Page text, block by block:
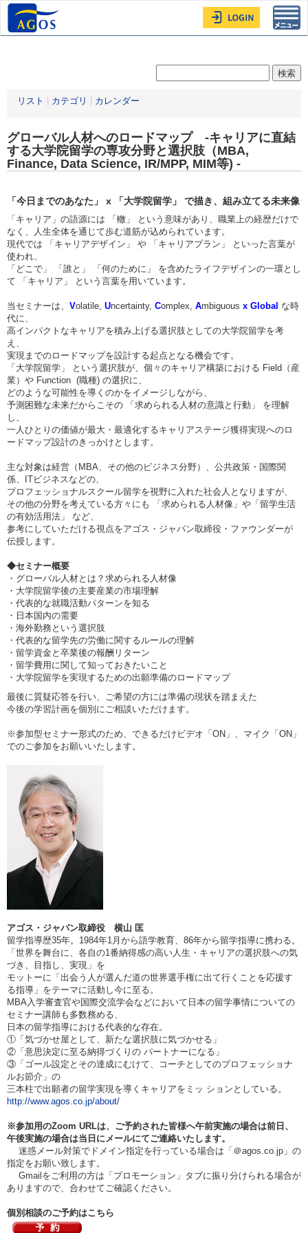
リスト カテゴリ カレンダー
グローバル人材へのロードマップ -キャリアに直結
する大学院留学の専攻分野と選択肢（MBA,
Finance, Data Science, IR/MPP, MIM等) -
「今日までのあなた」 x 「大学院留学」 で描き、組み立てる未来像
「キャリア」の語源には 「轍」 という意味があり、職業上の経歴だけで
なく、人生全体を通じて歩む道筋が込められています。
現代では 「キャリアデザイン」 や 「キャリアプラン」 といった言葉が
使われ、
「どこで」 「誰と」 「何のために」 を含めたライフデザインの一環とし
て 「キャリア」 という言葉を用いています。
当セミナーは、 Volatile, Uncertainty, Complex, Ambiguous x Global な時
代に、
高インパクトなキャリアを積み上げる選択肢としての大学院留学を考
え、
実現までのロードマップを設計する起点となる機会です。
「大学院留学」 という選択肢が、個々のキャリア構築における Field（産
業）や Function (職種) の選択に、
どのような可能性を導くのかをイメージしながら、
予測困難な未来だからこその 「求められる人材の意識と行動」 を理解
し、
一人ひとりの価値が最大・最適化するキャリアステージ獲得実現へのロ
ードマップ設計のきっかけとします。
主な対象は経営（MBA、その他のビジネス分野）、公共政策・国際関
係、ITビジネスなどの、
プロフェッショナルスクール留学を視野に入れた社会人となりますが、
その他の分野を考えている方々にも 「求められる人材像」や「留学生活
の有効活用法」 など、
参考にしていただける視点をアゴス・ジャパン取締役・ファウンダーが
伝授します。
◆セミナー概要
・グローバル人材とは？求められる人材像
・大学院留学後の主要産業の市場理解
・代表的な就職活動パターンを知る
・日本国内の需要
・海外勤務という選択肢
・代表的な留学先の労働に関するルールの理解
・留学資金と卒業後の報酬リターン
・留学費用に関して知っておきたいこと
・大学院留学を実現するための出願準備のロードマップ
最後に質疑応答を行い、ご希望の方には準備の現状を踏まえた
今後の学習計画を個別にご相談いただけます。
※参加型セミナー形式のため、できるだけビデオ「ON」、マイク「ON」
でのご参加をお願いいたします。
アゴス・ジャパン取締役 横山 匡
留学指導歴35年。 1984年1月から語学教育、86年から留学指導に携わる。
「世界を舞台に、各自の1番納得感の高い人生・キャリアの選択肢への気
づき、目指し、実現」を
モットーに「出会う人が選んだ道の世界選手権に出て行くことを応援す
る指導」をテーマに活動し今に至る。
MBA入学審査官や国際交流学会などにおいて日本の留学事情についての
セミナー講師も多数務める、
日本の留学指導における代表的な存在。
① 「気づかせ屋として、新たな選択肢に気づかせる」
②「意思決定に至る納得づくりの パートナーになる」
③「ゴール設定とその達成にむけて、コーチとしてのプロフェッショナ
ルお節介」の
三本柱で出願者の留学実現を導く キャリアをミッ ションとしている。
http://www.agos.co.jp/about/
※参加用のZoom URLは、ご予約された皆様へ午前実施の場合は前日、
午後実施の場合は当日 にメールにてご連絡いたします。
迷惑メール対策でドメイン指定を行っている場合は「＠agos.co.jp」の
指定をお願い致します。
Gmailをご利用の方は「プロモーション」タブに振り分けられる場合が
ありますので、合わせてご確認ください。
個別相談のご予約はこちら